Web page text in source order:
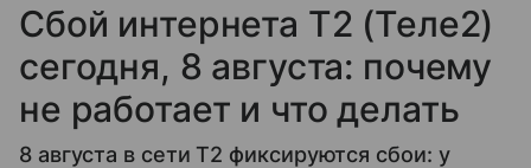
Сбой интернета T2 (Теле2)
сегодня, 8 августа: почему
не работает и что делать
8 августа в сети T2 фиксируются сбои: у